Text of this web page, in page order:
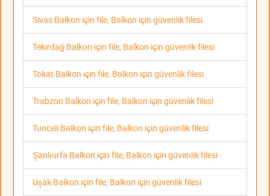
Sivas Balkon için file, Balkon için güvenlik filesi
Tekirdağ Balkon için file, Balkon için güvenlik filesi
Tokat Balkon için file, Balkon için güvenlik filesi
Trabzon Balkon için file, Balkon için güvenlik filesi
Tunceli Balkon için file, Balkon için güvenlik filesi
Şanlıurfa Balkon için file, Balkon için güvenlik filesi
Uşak Balkon için file, Balkon için güvenlik filesi